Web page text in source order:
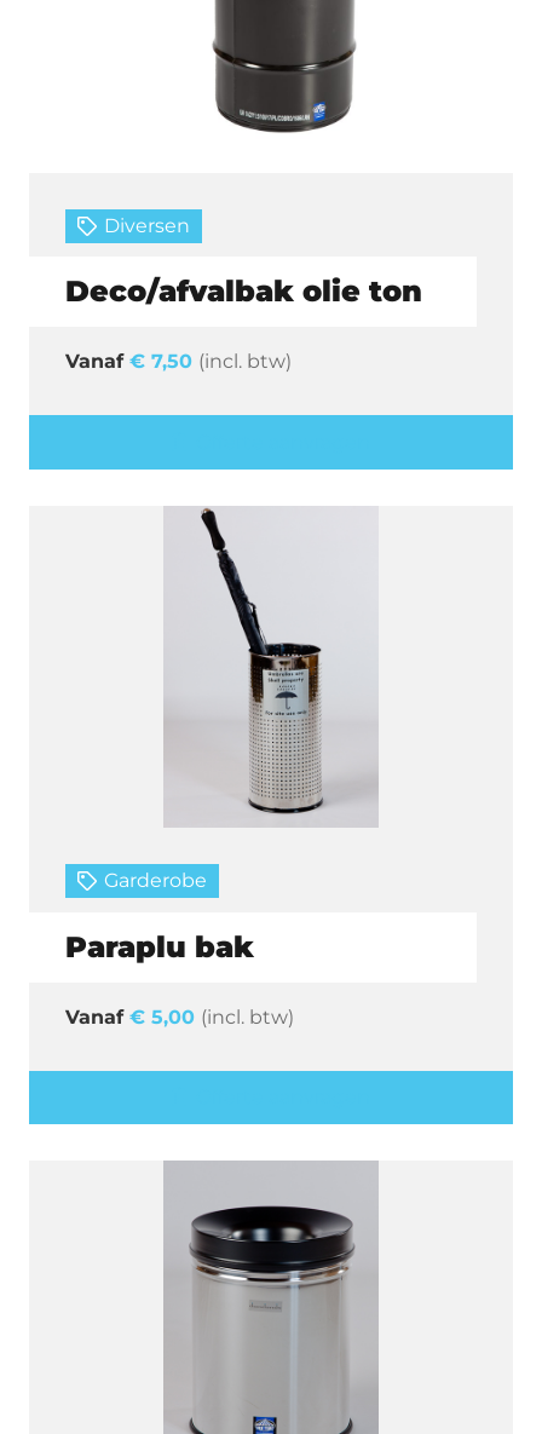
Diversen
Deco/afvalbak olie ton
€ 7,50 (incl. btw)
Garderobe
Paraplu bak
€ 5,00 (incl. btw)